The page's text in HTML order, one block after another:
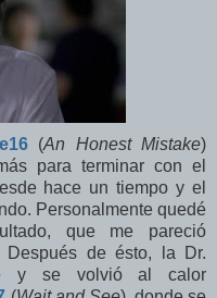
(An Honest Mistake)
para terminar con el
hace un tiempo y el
Personalmente quedé
que me pareció
Después de ésto, la Dr.
y se volvió al calor